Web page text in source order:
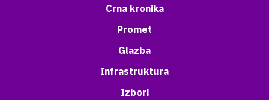
Crna kronika
Promet
Glazba
Infrastruktura
Izbori